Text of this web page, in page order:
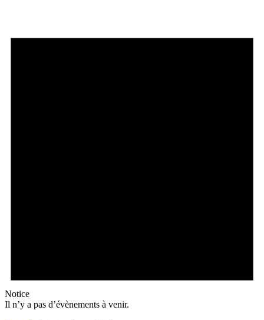
Notice
Il n’y a pas d’évènements à venir.